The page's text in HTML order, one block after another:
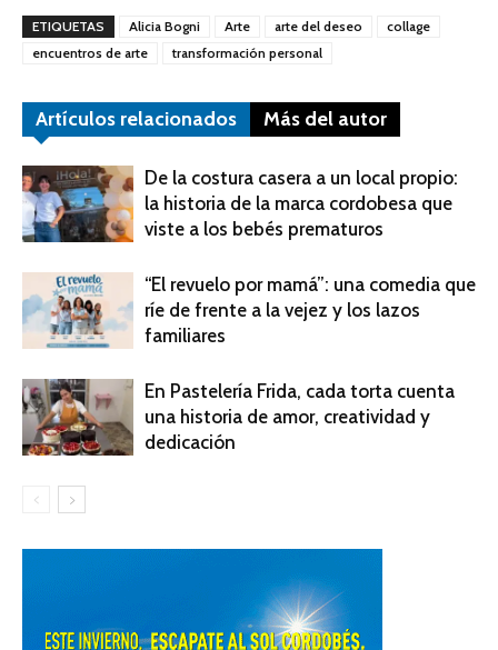
ETIQUETAS Alicia Bogni Arte arte del deseo
collage
encuentros de arte
transformación personal
Artículos relacionados Más del autor
De la costura casera a un local propio:
la historia de la marca cordobesa que
viste a los bebés prematuros
“El revuelo por mamá”: una comedia que
ríe de frente a la vejez y los lazos
familiares
En Pastelería Frida, cada torta cuenta
una historia de amor, creatividad y
dedicación